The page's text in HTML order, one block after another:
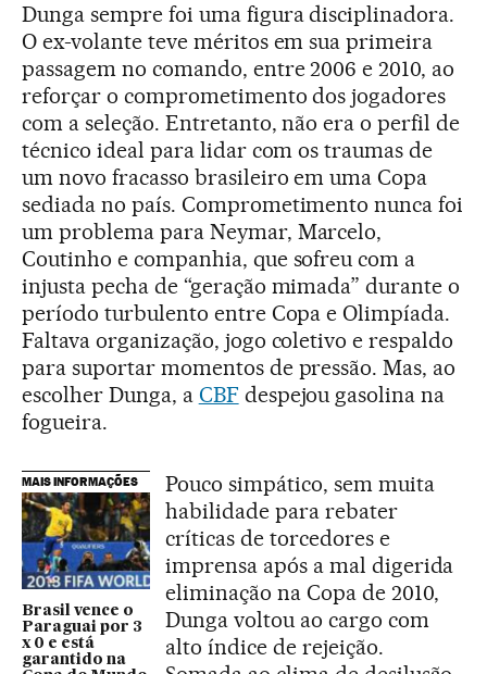
Dunga sempre foi uma figura disciplinadora.
O ex-volante teve méritos em sua primeira
passagem no comando, entre 2006 e 2010, ao
reforçar o comprometimento dos jogadores
com a seleção. Entretanto, não era o perfil de
técnico ideal para lidar com os traumas de
um novo fracasso brasileiro em uma Copa
sediada no país. Comprometimento nunca foi
um problema para Neymar, Marcelo,
Coutinho e companhia, que sofreu com a
injusta pecha de “geração mimada” durante o
período turbulento entre Copa e Olimpíada.
Faltava organização, jogo coletivo e respaldo
para suportar momentos de pressão. Mas, ao
escolher Dunga, a CBF despejou gasolina na
fogueira.
MAIS INFORMAÇÕES
Brasil vence o
Paraguai por 3
x 0 e está
garantido na
Pouco simpático, sem muita
habilidade para rebater
críticas de torcedores e
imprensa após a mal digerida
eliminação na Copa de 2010,
Dunga voltou ao cargo com
alto índice de rejeição.